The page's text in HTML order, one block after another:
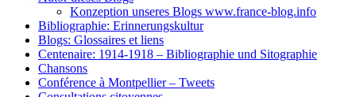
Konzeption unseres Blogs www.france-blog.info
Bibliographie: Erinnerungskultur
Blogs: Glossaires et liens
Centenaire: 1914-1918 – Bibliographie und Sitographie
Chansons
Conférence à Montpellier – Tweets